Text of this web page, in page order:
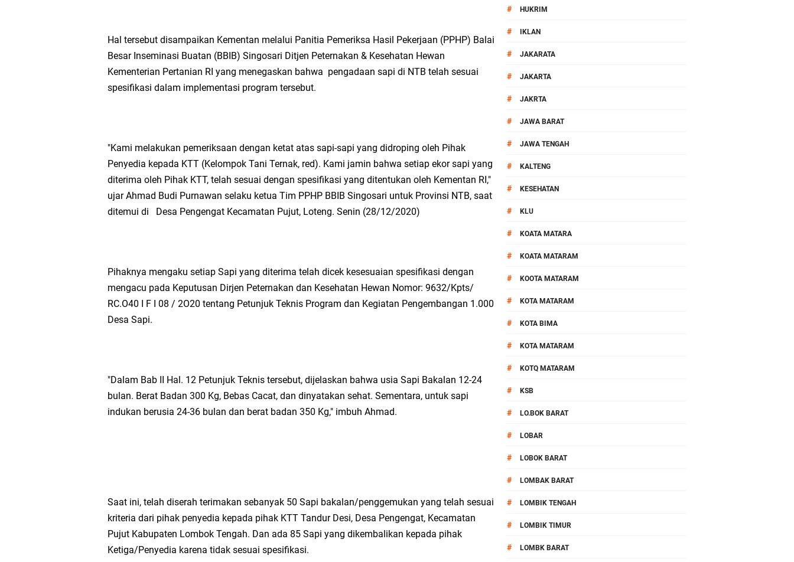
Kapolresta Mataram Pimpin Pemusnahan BB Narkotika dan Pil Exstasi
Polisi Evakuasi Terduga Pelaku Curanmor Dari Amuk Masa
Tim URC Polres Lombok Timur Ringkus Pelaku Curanmor Bersana BB
Polsek Gunungsari Kawal keamanan Acara Selamatan Bendungan Meninting
Hal tersebut disampaikan Kementan melalui Panitia Pemeriksa Hasil Pekerjaan (PPHP) Balai
Besar Inseminasi Buatan (BBIB) Singosari Ditjen Peternakan & Kesehatan Hewan
Kementerian Pertanian RI yang menegaskan bahwa pengadaan sapi di NTB telah sesuai
spesifikasi dalam implementasi program tersebut.
"Kami melakukan pemeriksaan dengan ketat atas sapi-sapi yang didroping oleh Pihak
Penyedia kepada KTT (Kelompok Tani Ternak, red). Kami jamin bahwa setiap ekor sapi yang
diterima oleh Pihak KTT, telah sesuai dengan spesifikasi yang ditentukan oleh Kementan RI,"
ujar Ahmad Budi Purnawan selaku ketua Tim PPHP BBIB Singosari untuk Provinsi NTB, saat
ditemui di Desa Pengengat Kecamatan Pujut, Loteng. Senin (28/12/2020)
Pihaknya mengaku setiap Sapi yang diterima telah dicek kesesuaian spesifikasi dengan
mengacu pada Keputusan Dirjen Peternakan dan Kesehatan Hewan Nomor: 9632/Kpts/
RC.O40 I F I 08 / 2O20 tentang Petunjuk Teknis Program dan Kegiatan Pengembangan 1.000
Desa Sapi.
"Dalam Bab II Hal. 12 Petunjuk Teknis tersebut, dijelaskan bahwa usia Sapi Bakalan 12-24
bulan. Berat Badan 300 Kg, Bebas Cacat, dan dinyatakan sehat. Sementara, untuk sapi
indukan berusia 24-36 bulan dan berat badan 350 Kg," imbuh Ahmad.
Saat ini, telah diserah terimakan sebanyak 50 Sapi bakalan/penggemukan yang telah sesuai
kriteria dari pihak penyedia kepada pihak KTT Tandur Desi, Desa Pengengat, Kecamatan
Pujut Kabupaten Lombok Tengah. Dan ada 85 Sapi yang dikembalikan kepada pihak
Ketiga/Penyedia karena tidak sesuai spesifikasi.
# HUKRIM
# IKLAN
# JAKARATA
# JAKARTA
# JAKRTA
# JAWA BARAT
# JAWA TENGAH
# KALTENG
# KESEHATAN
# KLU
# KOATA MATARA
# KOATA MATARAM
# KOOTA MATARAM
# KOTA MATARAM
# KOTA BIMA
# KOTA MATARAM
# KOTQ MATARAM
# KSB
# LO.BOK BARAT
# LOBAR
# LOBOK BARAT
# LOMBAK BARAT
# LOMBIK TENGAH
# LOMBIK TIMUR
# LOMBK BARAT